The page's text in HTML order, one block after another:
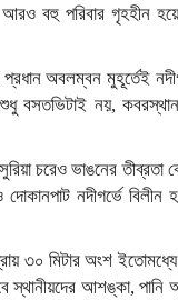
আরও বহু পরিবার গৃহহীন
অবলম্বন মুহূর্তেই
বসতভিটাই নয়,
চরেও ভাঙনের
নদীগর্ভে বিলীন
৩০ মিটার অংশ
আশঙ্কা, পানি